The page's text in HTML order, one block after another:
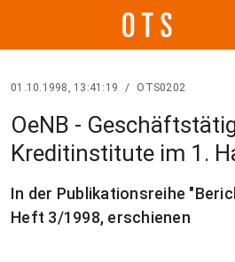
01.10.1998, 13:41:19 / OTS0202
OeNB -
Kreditinstitute im 1.
In der Publikationsreihe
Heft 3/1998, erschienen